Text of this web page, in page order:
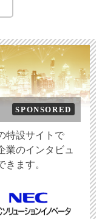
SPONSORED
特設サイトで
業のインタビュ
ます。